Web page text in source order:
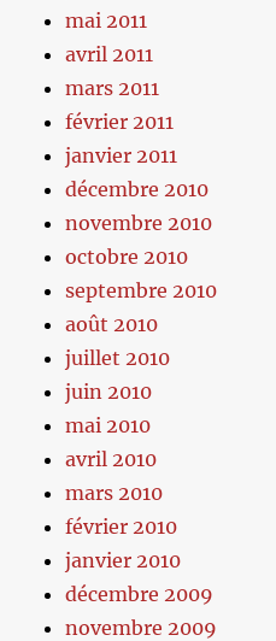
mai 2011
avril 2011
mars 2011
février 2011
janvier 2011
décembre 2010
novembre 2010
octobre 2010
septembre 2010
août 2010
juillet 2010
juin 2010
mai 2010
avril 2010
mars 2010
février 2010
janvier 2010
décembre 2009
novembre 2009